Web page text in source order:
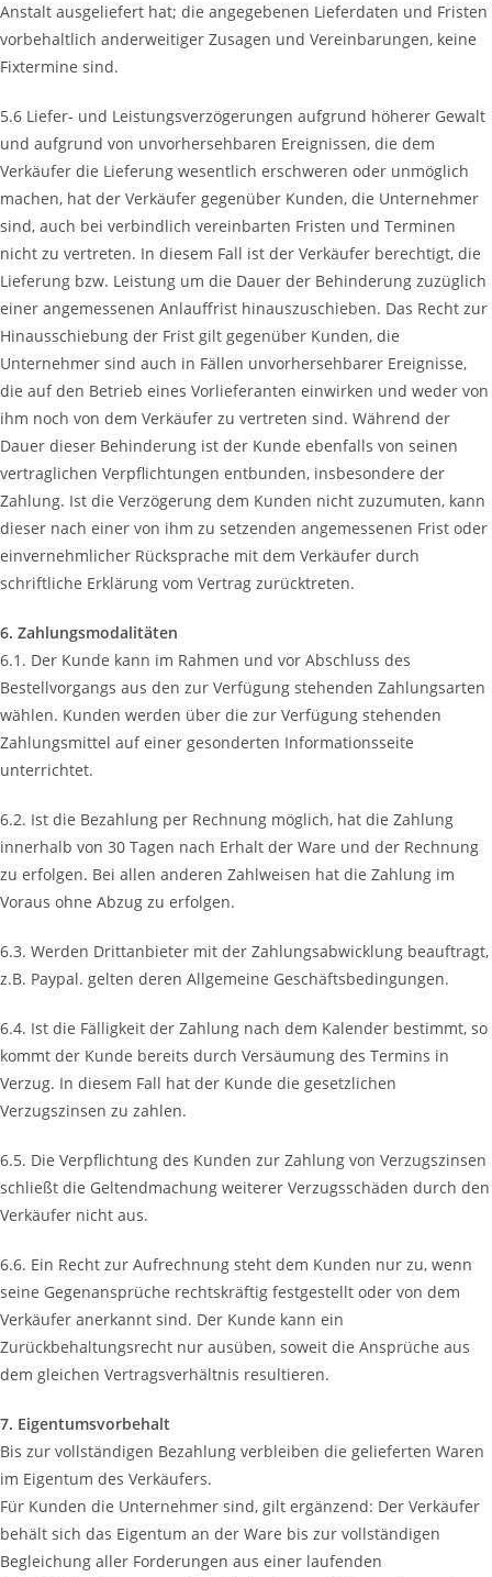
Anstalt ausgeliefert hat; die angegebenen Lieferdaten und Fristen
vorbehaltlich anderweitiger Zusagen und Vereinbarungen, keine
Fixtermine sind.
5.6 Liefer- und Leistungsverzögerungen aufgrund höherer Gewalt
und aufgrund von unvorhersehbaren Ereignissen, die dem
Verkäufer die Lieferung wesentlich erschweren oder unmöglich
machen, hat der Verkäufer gegenüber Kunden, die Unternehmer
sind, auch bei verbindlich vereinbarten Fristen und Terminen
nicht zu vertreten. In diesem Fall ist der Verkäufer berechtigt, die
Lieferung bzw. Leistung um die Dauer der Behinderung zuzüglich
einer angemessenen Anlauffrist hinauszuschieben. Das Recht zur
Hinausschiebung der Frist gilt gegenüber Kunden, die
Unternehmer sind auch in Fällen unvorhersehbarer Ereignisse,
die auf den Betrieb eines Vorlieferanten einwirken und weder von
ihm noch von dem Verkäufer zu vertreten sind. Während der
Dauer dieser Behinderung ist der Kunde ebenfalls von seinen
vertraglichen Verpflichtungen entbunden, insbesondere der
Zahlung. Ist die Verzögerung dem Kunden nicht zuzumuten, kann
dieser nach einer von ihm zu setzenden angemessenen Frist oder
einvernehmlicher Rücksprache mit dem Verkäufer durch
schriftliche Erklärung vom Vertrag zurücktreten.
6. Zahlungsmodalitäten
6.1. Der Kunde kann im Rahmen und vor Abschluss des
Bestellvorgangs aus den zur Verfügung stehenden Zahlungsarten
wählen. Kunden werden über die zur Verfügung stehenden
Zahlungsmittel auf einer gesonderten Informationsseite
unterrichtet.
6.2. Ist die Bezahlung per Rechnung möglich, hat die Zahlung
innerhalb von 30 Tagen nach Erhalt der Ware und der Rechnung
zu erfolgen. Bei allen anderen Zahlweisen hat die Zahlung im
Voraus ohne Abzug zu erfolgen.
6.3. Werden Drittanbieter mit der Zahlungsabwicklung beauftragt,
z.B. Paypal. gelten deren Allgemeine Geschäftsbedingungen.
6.4. Ist die Fälligkeit der Zahlung nach dem Kalender bestimmt, so
kommt der Kunde bereits durch Versäumung des Termins in
Verzug. In diesem Fall hat der Kunde die gesetzlichen
Verzugszinsen zu zahlen.
6.5. Die Verpflichtung des Kunden zur Zahlung von Verzugszinsen
schließt die Geltendmachung weiterer Verzugsschäden durch den
Verkäufer nicht aus.
6.6. Ein Recht zur Aufrechnung steht dem Kunden nur zu, wenn
seine Gegenansprüche rechtskräftig festgestellt oder von dem
Verkäufer anerkannt sind. Der Kunde kann ein
Zurückbehaltungsrecht nur ausüben, soweit die Ansprüche aus
dem gleichen Vertragsverhältnis resultieren.
7. Eigentumsvorbehalt
Bis zur vollständigen Bezahlung verbleiben die gelieferten Waren
im Eigentum des Verkäufers.
Für Kunden die Unternehmer sind, gilt ergänzend: Der Verkäufer
behält sich das Eigentum an der Ware bis zur vollständigen
Begleichung aller Forderungen aus einer laufenden